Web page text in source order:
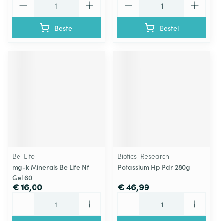
Bestel Bestel
Be-Life
mg-k Minerals Be Life Nf
Gel 60
€ 16,00
Biotics-Research
Potassium Hp Pdr 280g
€ 46,99